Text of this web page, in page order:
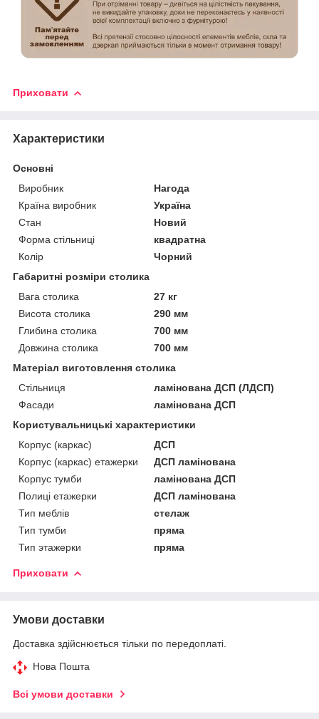
Приховати
Характеристики
Основні
Виробник
Нагода
Країна виробник
Україна
Стан
Новий
Форма стільниці
квадратна
Колір
Чорний
Габаритні розміри столика
Вага столика
27 кг
Висота столика
290 мм
Глибина столика
700 мм
Довжина столика
700 мм
Матеріал виготовлення столика
Стільниця
ламінована ДСП (ЛДСП)
Фасади
ламінована ДСП
Користувальницькі характеристики
Корпус (каркас)
ДСП
Корпус (каркас) етажерки
ДСП ламінована
Корпус тумби
ламінована ДСП
Полиці етажерки
ДСП ламінована
Тип меблів
стелаж
Тип тумби
пряма
Тип этажерки
пряма
Приховати
Умови доставки
Доставка здійснюється тільки по передоплаті.
Нова Пошта
Всі умови доставки